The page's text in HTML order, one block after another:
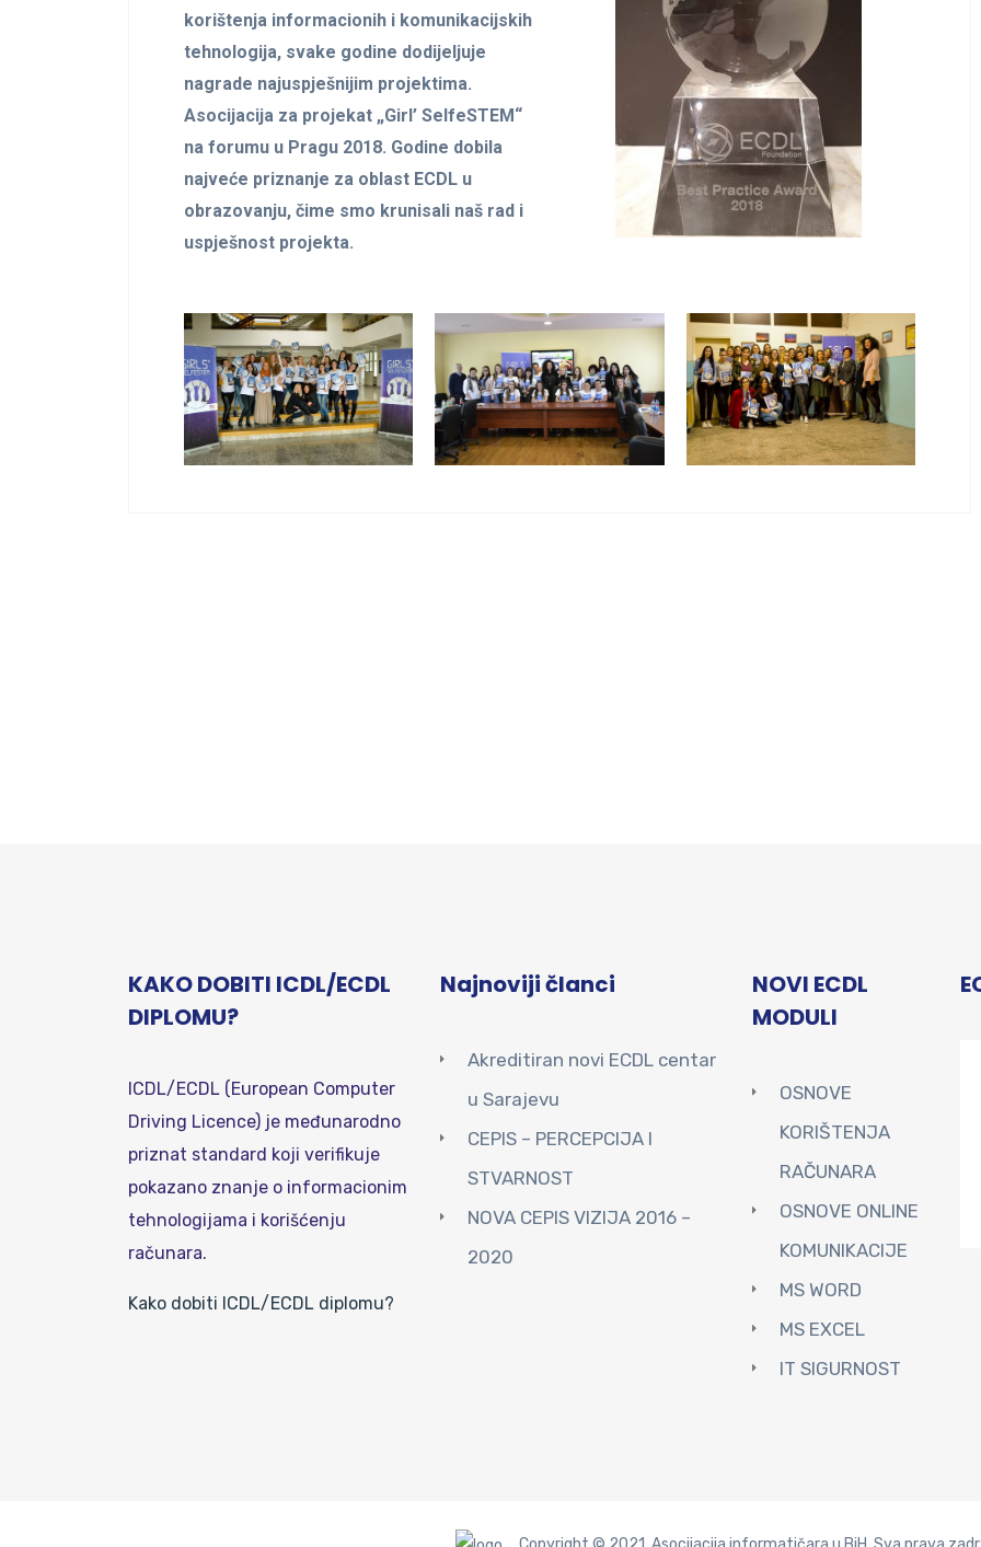
korištenja informacionih i komunikacijskih
tehnologija, svake godine dodijeljuje
nagrade najuspješnijim projektima.
Asocijacija za projekat „Girl’ SelfeSTEM“
na forumu u Pragu 2018. Godine dobila
najveće priznanje za oblast ECDL u
obrazovanju, čime smo krunisali naš rad i
uspješnost projekta.
KAKO DOBITI ICDL/ECDL
DIPLOMU?
ICDL/ECDL (European Computer
Driving Licence) je međunarodno
priznat standard koji verifikuje
pokazano znanje o informacionim
tehnologijama i korišćenju
računara.
Kako dobiti ICDL/ECDL diplomu?
Najnoviji članci
Akreditiran novi ECDL centar
u Sarajevu
CEPIS – PERCEPCIJA I
STVARNOST
NOVA CEPIS VIZIJA 2016 –
2020
NOVI ECDL
MODULI
OSNOVE
KORIŠTENJA
RAČUNARA
OSNOVE ONLINE
KOMUNIKACIJE
MS WORD
MS EXCEL
IT SIGURNOST